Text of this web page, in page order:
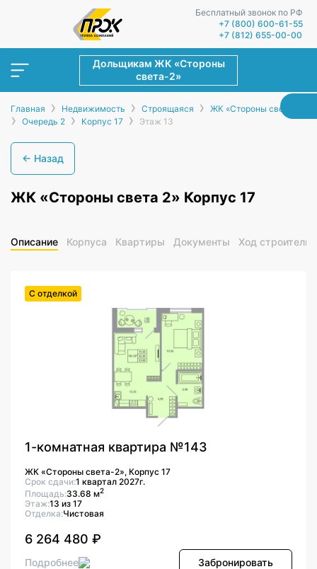
Бесплатный звонок по РФ
+7 (800) 600-61-55
+7 (812) 655-00-00
Дольщикам ЖК «Стороны
света-2»
Главная › Недвижимость › Строящаяся › ЖК «Стороны света-2»
› Очередь 2 › Корпус 17 › Этаж 13
← Назад
ЖК «Стороны света 2» Корпус 17
Описание Корпуса Квартиры Документы Ход
С отделкой
1-комнатная квартира №143
ЖК «Стороны света-2», Корпус 17
Срок сдачи:1 квартал 2027г.
Площадь:33.68 м2
Этаж:13 из 17
Отделка:Чистовая
6 264 480 ₽
Подробнее Забронировать